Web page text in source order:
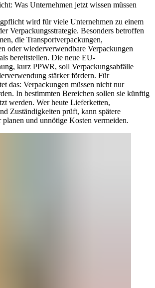
Was Unternehmen jetzt wissen müssen
wird für viele Unternehmen zu einem
Verpackungsstrategie. Besonders betroffen
die Transportverpackungen,
oder wiederverwendbare Verpackungen
bereitstellen. Die neue EU-
kurz PPWR, soll Verpackungsabfälle
stärker fördern. Für
das: Verpackungen müssen nicht nur
In bestimmten Bereichen sollen sie künftig
werden. Wer heute Lieferketten,
Zuständigkeiten prüft, kann spätere
planen und unnötige Kosten vermeiden.